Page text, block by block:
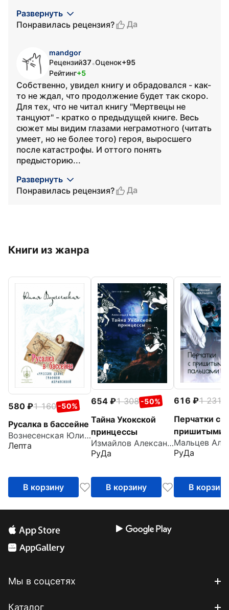
Развернуть
Понравилась рецензия?
Да
mandgor
Рецензий37•Оценок+95
Рейтинг+5
Собственно, увидел книгу и обрадовался - как-
то не ждал, что продолжение будет так скоро.
Для тех, что не читал книгу "Мертвецы не
танцуют" - кратко о предыдущей книге. Весь
сюжет мы видим глазами неграмотного (читать
умеет, но не более того) героя, выросшего
после катастрофы. И оттого понять
предысторию...
Развернуть
Понравилась рецензия?
Да
Книги из жанра
580 1 160 -50%
Русалка в бассейне
Вознесенская Юлия Николаевна
Лепта
В корзину
654 1 308 -50%
Тайна Укокской
принцессы
Измайлов Александр
РуДа
В корзину
616 1 231
Перчатки с
пришитыми
пальцами
РуДа
В корзину
Мы в соцсетях
Каталог